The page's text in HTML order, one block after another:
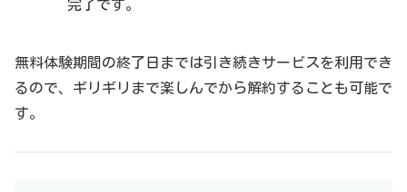
完了です。
無料体験期間の終了日までは引き続きサービスを利用でき
るので、ギリギリまで楽しんでから解約することも可能で
す。